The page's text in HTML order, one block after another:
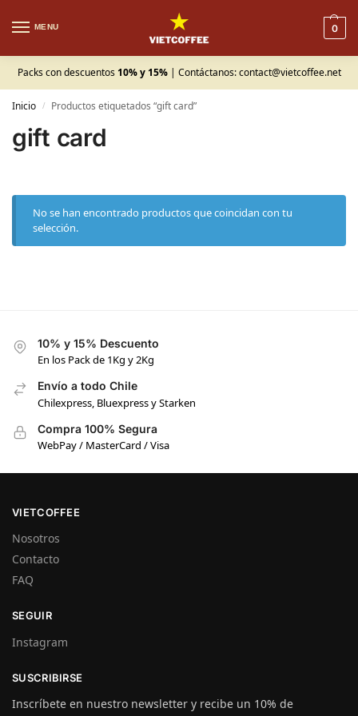
MENU 0
Packs con descuentos 10% y 15% | Contáctanos:contact@vietcoffee.net
Inicio / Productos etiquetados “gift card”
gift card
No se han encontrado productos que coincidan con tu
selección.
10% y 15% Descuento
En los Pack de 1Kg y 2Kg
Envío a todo Chile
Chilexpress, Bluexpress y Starken
Compra 100% Segura
WebPay / MasterCard / Visa
VIETCOFFEE
Nosotros
Contacto
FAQ
SEGUIR
Instagram
SUSCRIBIRSE
Inscríbete en nuestro newsletter y recibe un 10% de